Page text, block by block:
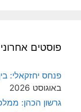
פוסטים
פנחס יחזקאלי:
באוגוסט 2026
גרשון הכהן: